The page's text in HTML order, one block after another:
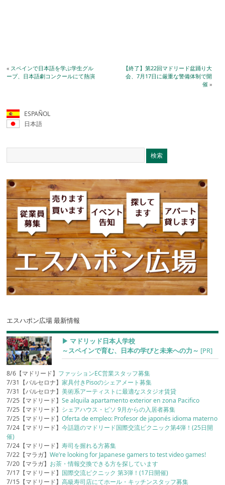
« スペインで日本語を学ぶ学生グル
ープ、日本語劇コンクールにて熱演
【終了】第22回マドリード盆踊り大
会、7月17日に厳重な警備体制で開
催»
ESPAÑOL
日本語
エスハポン広場 最新情報
▶︎ マドリッド日本人学校
～スペインで育む、日本の学びと未来への力～ [PR]
8/6【マドリード】 ファッションEC営業スタッフ募集
7/31【バルセロナ】家具付きPisoのシェアメート募集
7/31【バルセロナ】美術系アーティストに最適なスタジオ賃貸
7/25【マドリード】Se alquila apartamento exterior en zona Pacifico
7/25【マドリード】 シェアハウス・ピソ 9月からの入居者募集
7/25【マドリード】Oferta de empleo: Profesor de japonés idioma materno
7/24【マドリード】今話題のマドリード国際交流ピクニック第4弾！(25日開
催)
7/24【マドリード】寿司を握れる方募集
7/22【マラガ】We’re looking for Japanese gamers to test video games!
7/20【マラガ】 お茶・情報交換できる方を探しています
7/17【マドリード】 国際交流ピクニック 第3弾！(17日開催)
7/15【マドリード】高級寿司店にてホール・キッチンスタッフ募集